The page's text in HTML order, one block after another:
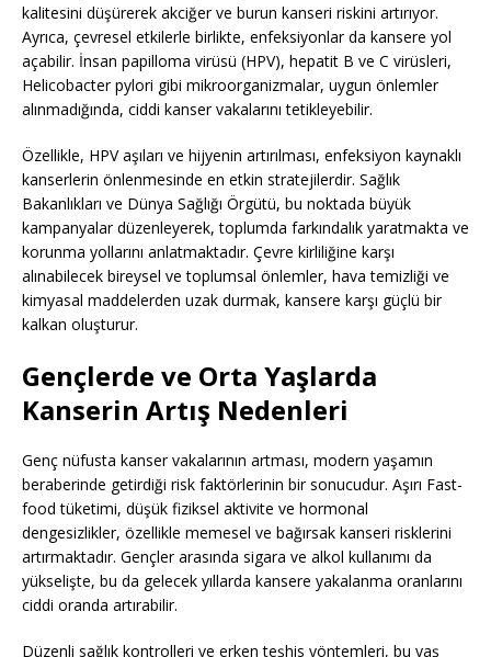
kalitesini düşürerek akciğer ve burun kanseri riskini artırıyor.
Ayrıca, çevresel etkilerle birlikte, enfeksiyonlar da kansere yol
açabilir. İnsan papilloma virüsü (HPV), hepatit B ve C virüsleri,
Helicobacter pylori gibi mikroorganizmalar, uygun önlemler
alınmadığında, ciddi kanser vakalarını tetikleyebilir.
Özellikle, HPV aşıları ve hijyenin artırılması, enfeksiyon kaynaklı
kanserlerin önlenmesinde en etkin stratejilerdir. Sağlık
Bakanlıkları ve Dünya Sağlığı Örgütü, bu noktada büyük
kampanyalar düzenleyerek, toplumda farkındalık yaratmakta ve
korunma yollarını anlatmaktadır. Çevre kirliliğine karşı
alınabilecek bireysel ve toplumsal önlemler, hava temizliği ve
kimyasal maddelerden uzak durmak, kansere karşı güçlü bir
kalkan oluşturur.
Gençlerde ve Orta Yaşlarda
Kanserin Artış Nedenleri
Genç nüfusta kanser vakalarının artması, modern yaşamın
beraberinde getirdiği risk faktörlerinin bir sonucudur. Aşırı Fast-
food tüketimi, düşük fiziksel aktivite ve hormonal
dengesizlikler, özellikle memesel ve bağırsak kanseri risklerini
artırmaktadır. Gençler arasında sigara ve alkol kullanımı da
yükselişte, bu da gelecek yıllarda kansere yakalanma oranlarını
ciddi oranda artırabilir.
Düzenli sağlık kontrolleri ve erken teşhis yöntemleri, bu yaş